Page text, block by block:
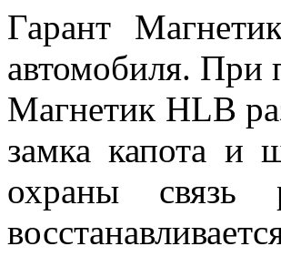
Гарант
автомобиля. При
Магнетик HLB
замка капота и
охраны связь